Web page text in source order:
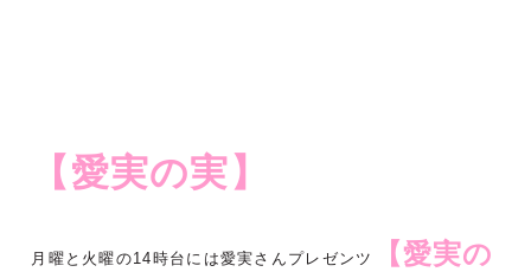
【愛実の実】
月曜と火曜の14時台には愛実さんプレゼンツ
【愛実の